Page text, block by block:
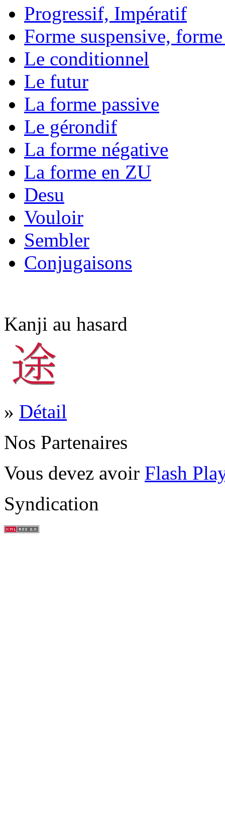
Progressif, Impératif
Forme suspensive,
Le conditionnel
Le futur
La forme passive
Le gérondif
La forme négative
La forme en ZU
Desu
Vouloir
Sembler
Conjugaisons
Kanji au hasard
» Détail
Nos Partenaires
Vous devez avoir Flash
Syndication